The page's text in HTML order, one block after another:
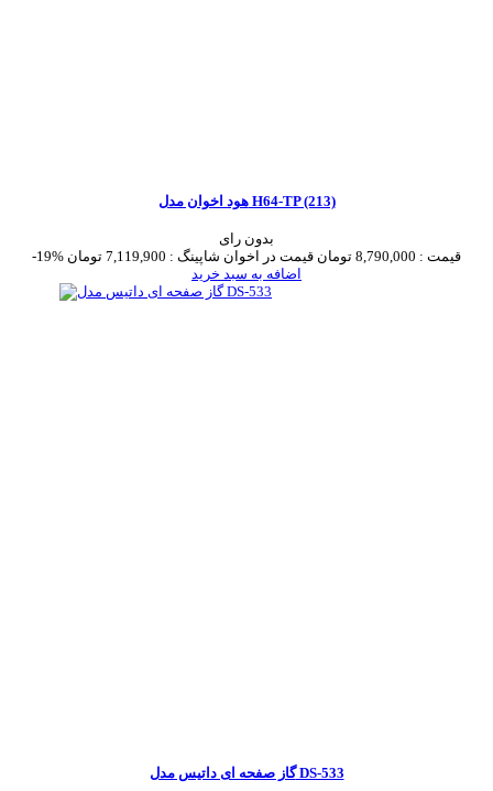
هود اخوان مدل H64-TP (213)
بدون رای
-19%
قیمت : 8,790,000 تومان قیمت در اخوان شاپینگ : 7,119,900 تومان
اضافه به سبد خرید
گاز صفحه ای داتیس مدل DS-533